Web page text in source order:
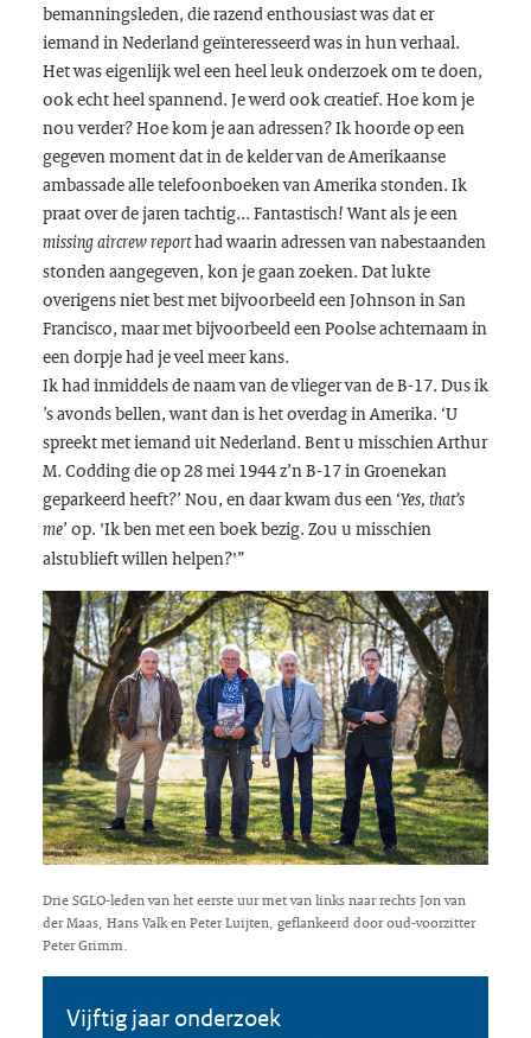
bemanningsleden, die razend enthousiast was dat er
iemand in Nederland geïnteresseerd was in hun verhaal.
Het was eigenlijk wel een heel leuk onderzoek om te doen,
ook echt heel spannend. Je werd ook creatief. Hoe kom je
nou verder? Hoe kom je aan adressen? Ik hoorde op een
gegeven moment dat in de kelder van de Amerikaanse
ambassade alle telefoonboeken van Amerika stonden. Ik
praat over de jaren tachtig... Fantastisch! Want als je een
missing aircrew reporthad waarin adressen van nabestaanden
stonden aangegeven, kon je gaan zoeken. Dat lukte
overigens niet best met bijvoorbeeld een Johnson in San
Francisco, maar met bijvoorbeeld een Poolse achternaam in
een dorpje had je veel meer kans.
Ik had inmiddels de naam van de vlieger van de B-17. Dus ik
’s avonds bellen, want dan is het overdag in Amerika. ‘U
spreekt met iemand uit Nederland. Bent u misschien Arthur
M. Coddingdie op 28 mei 1944 z’n B-17 in Groenekan
geparkeerd heeft?’ Nou, en daar kwam dus een ‘Yes, that’s
me’ op. 'Ik ben met een boek bezig. Zou u misschien
alstublieft willen helpen?'”
Drie SGLO-leden van het eerste uur met van links naar rechts Jon van
der Maas, Hans Valk en Peter Luijten, geflankeerd door oud-voorzitter
Peter Grimm.
Vijftig jaar onderzoek